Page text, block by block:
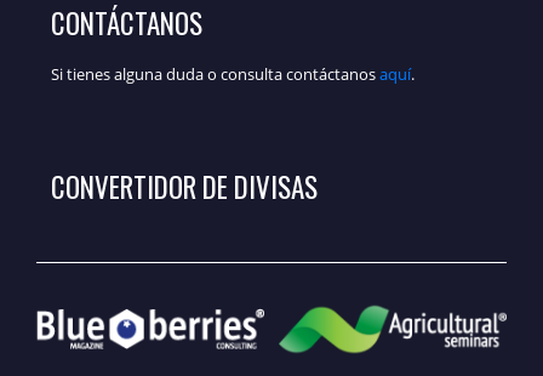
CONTÁCTANOS
Si tienes alguna duda o consulta contáctanosaquí.
CONVERTIDOR DE DIVISAS